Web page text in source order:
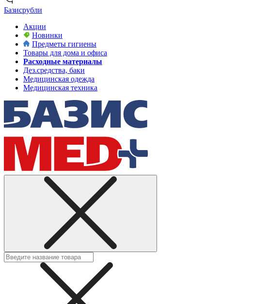
Базисрубли
Акции
Новинки
Предметы гигиены
Товары для дома и офиса
Расходные материалы
Дез.средства, баки
Медицинская одежда
Медицинская техника